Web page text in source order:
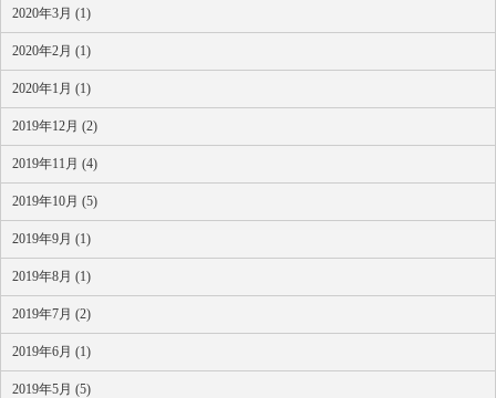
2020年3月 (1)
2020年2月 (1)
2020年1月 (1)
2019年12月 (2)
2019年11月 (4)
2019年10月 (5)
2019年9月 (1)
2019年8月 (1)
2019年7月 (2)
2019年6月 (1)
2019年5月 (5)